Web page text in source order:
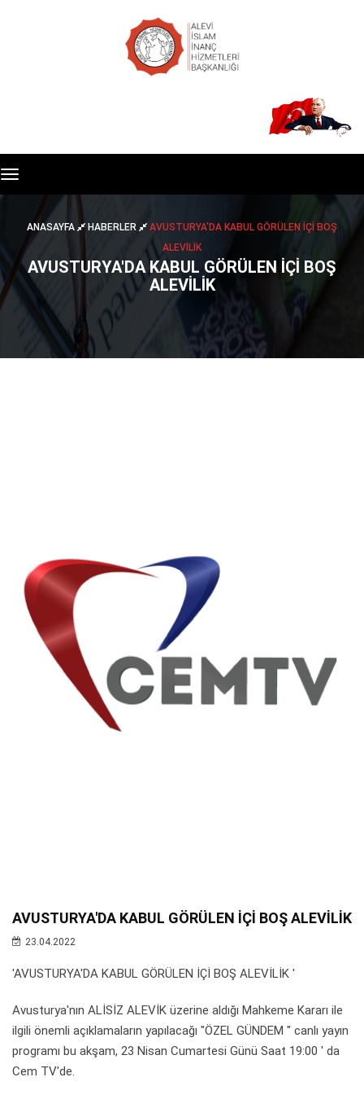
Toggle
navigation
ANASAYFA HABERLER
AVUSTURYA'DA KABUL GÖRÜLEN İÇİ BOŞ
ALEVİLİK
AVUSTURYA'DA KABUL GÖRÜLEN İÇİ BOŞ
ALEVİLİK
AVUSTURYA'DA KABUL GÖRÜLEN İÇİ BOŞ ALEVİLİK
23.04.2022
'AVUSTURYA'DA KABUL GÖRÜLEN İÇİ BOŞ ALEVİLİK '
Avusturya'nın ALİSİZ ALEVİK üzerine aldığı Mahkeme Kararı ile
ilgili önemli açıklamaların yapılacağı "ÖZEL GÜNDEM " canlı yayın
programı bu akşam, 23 Nisan Cumartesi Günü Saat 19:00 ' da
Cem TV'de.